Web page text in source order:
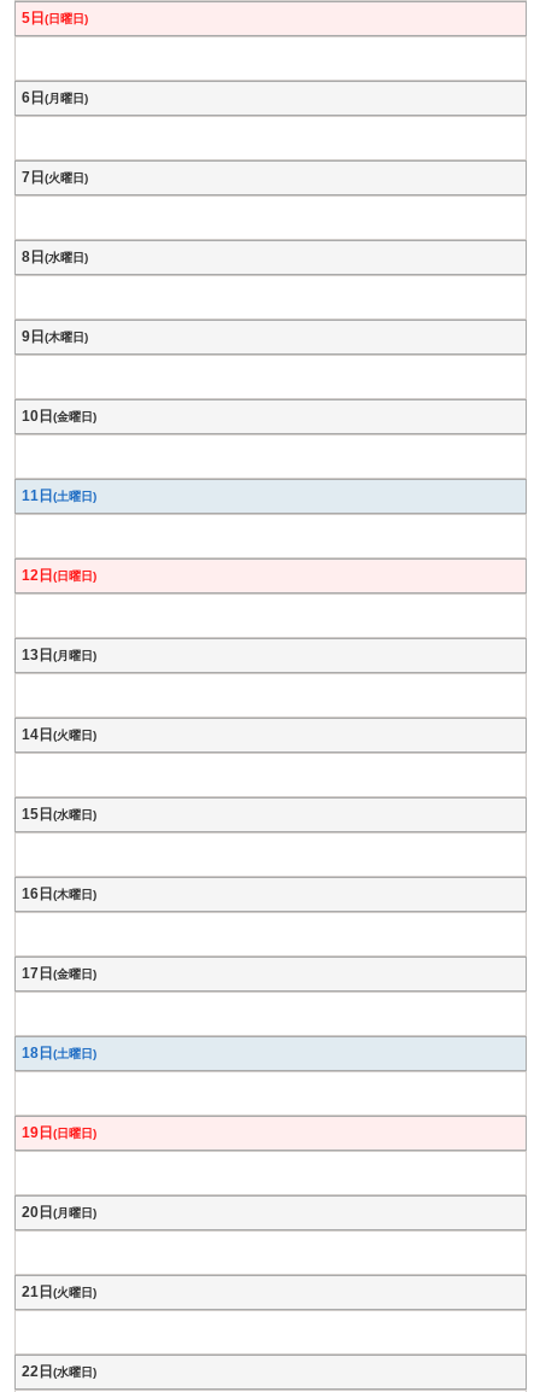
5日 (日曜日)
6日 (月曜日)
7日 (火曜日)
8日 (水曜日)
9日 (木曜日)
10日 (金曜日)
11日 (土曜日)
12日 (日曜日)
13日 (月曜日)
14日 (火曜日)
15日 (水曜日)
16日 (木曜日)
17日 (金曜日)
18日 (土曜日)
19日 (日曜日)
20日 (月曜日)
21日 (火曜日)
22日 (水曜日)